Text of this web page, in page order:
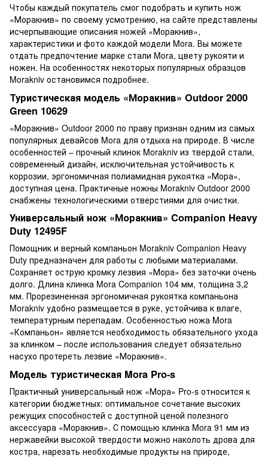
Чтобы каждый покупатель смог подобрать и купить нож
«Моракнив» по своему усмотрению, на сайте представлены
исчерпывающие описания ножей «Моракнив»,
характеристики и фото каждой модели Mora. Вы можете
отдать предпочтение марке стали Mora, цвету рукояти и
ножен. На особенностях некоторых популярных образцов
Morakniv остановимся подробнее.
Туристическая модель «Моракнив» Outdoor 2000
Green 10629
«Моракнив» Outdoor 2000 по праву признан одним из самых
популярных девайсов Mora для отдыха на природе. В числе
особенностей – прочный клинок Morakniv из твердой стали,
современный дизайн, исключительная устойчивость к
коррозии, эргономичная полиамидная рукоятка «Мора»,
доступная цена. Практичные ножны Morakniv Outdoor 2000
снабжены технологическими отверстиями для очистки.
Универсальный нож «Моракнив» Companion Heavy
Duty 12495F
Помощник и верный компаньон Morakniv Companion Heavy
Duty предназначен для работы с любыми материалами.
Сохраняет острую кромку лезвия «Мора» без заточки очень
долго. Длина клинка Mora Companion 104 мм, толщина 3,2
мм. Прорезиненная эргономичная рукоятка компаньона
Morakniv удобно размещается в руке, устойчива к влаге,
температурным перепадам. Особенностью ножа Mora
«Компаньон» является необходимость обязательного ухода
за клинком – после использования следует обязательно
насухо протереть лезвие «Моракнив».
Модель туристическая Mora Pro-s
Практичный универсальный нож «Мора» Pro-s относится к
категории бюджетных: оптимальное сочетание высоких
режущих способностей с доступной ценой полезного
аксессуара «Моракнив». С помощью клинка Mora 91 мм из
нержавейки высокой твердости можно наколоть дрова для
костра, нарезать необходимые продукты на природе,